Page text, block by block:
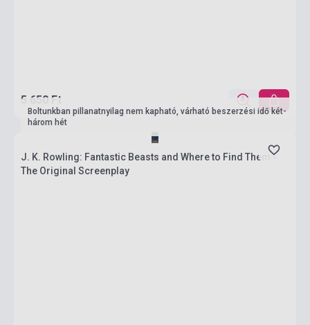
5 650 Ft
Boltunkban pillanatnyilag nem kapható, várható beszerzési idő két-
három hét
J. K. Rowling: Fantastic Beasts and Where to Find Them -
The Original Screenplay